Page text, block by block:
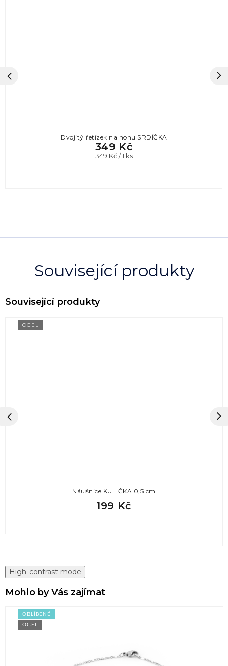
Související produkty
OCEL
Náušnice KULIČKA 0,5 cm
199 Kč
Dvojitý řetízek na nohu SRDÍČKA
349 Kč
Měrná
349 Kč / 1 ks
High-contrast mode
Mohlo by Vás zajímat
OBLÍBENÉ
OCEL